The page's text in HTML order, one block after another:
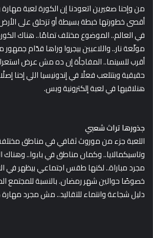
من وإحنا صغيرين اتعودنا إن الكورة لعبة
أقصى خطورتها خبطة بسيطة أو تزحلق على
في العالم.. الموضوع مختلف تمامًا.. هناك
مولّعة نار.. واللاعبين بيجروا وراها قدّام
أقرب للسينما.. المفاجأة إن ده مش عرض
حقيقية وبتتلعب فعلًا في إندونيسيا اللي إحنا
هنلاقيها في لعبة إلكترونية وبس.
جذورها تراث شعبي
اللعبة جزء من موروث ثقافي في مناطق مختلفة
وتاسيكمالايا.. وكمان مناطق في بابوا..
مجرد مباراة.. لكنها طقس اجتماعي بيظهر في
خصوصًا حوالين شهر رمضان. بالنسبة للمجتمع
دليل شجاعة وانتماء للتقاليد.. مش مجرد